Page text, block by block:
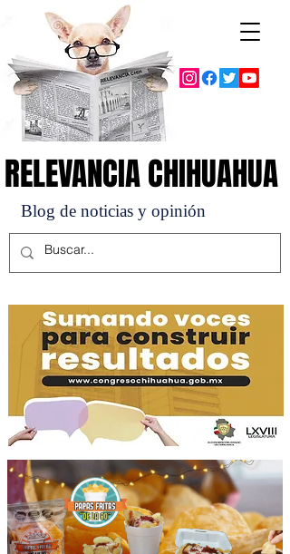
Blog de noticias y opinión
RELEVANCIA CHIHUAHUA
RELEVANCIA CHIHUAHUA